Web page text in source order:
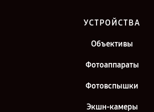
УСТРОЙСТВА
Объективы
Фотоаппараты
Фотовспышки
Экшн-камеры